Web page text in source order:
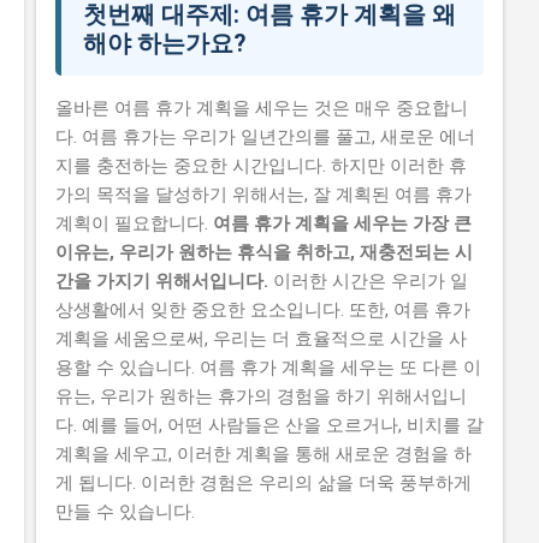
첫번째 대주제: 여름 휴가 계획을 왜
해야 하는가요?
올바른 여름 휴가 계획을 세우는 것은 매우 중요합니
다. 여름 휴가는 우리가 일년간의를 풀고, 새로운 에너
지를 충전하는 중요한 시간입니다. 하지만 이러한 휴
가의 목적을 달성하기 위해서는, 잘 계획된 여름 휴가
계획이 필요합니다. 여름 휴가 계획을 세우는 가장 큰
이유는, 우리가 원하는 휴식을 취하고, 재충전되는 시
간을 가지기 위해서입니다. 이러한 시간은 우리가 일
상생활에서 잊한 중요한 요소입니다. 또한, 여름 휴가
계획을 세움으로써, 우리는 더 효율적으로 시간을 사
용할 수 있습니다. 여름 휴가 계획을 세우는 또 다른 이
유는, 우리가 원하는 휴가의 경험을 하기 위해서입니
다. 예를 들어, 어떤 사람들은 산을 오르거나, 비치를 갈
계획을 세우고, 이러한 계획을 통해 새로운 경험을 하
게 됩니다. 이러한 경험은 우리의 삶을 더욱 풍부하게
만들 수 있습니다.